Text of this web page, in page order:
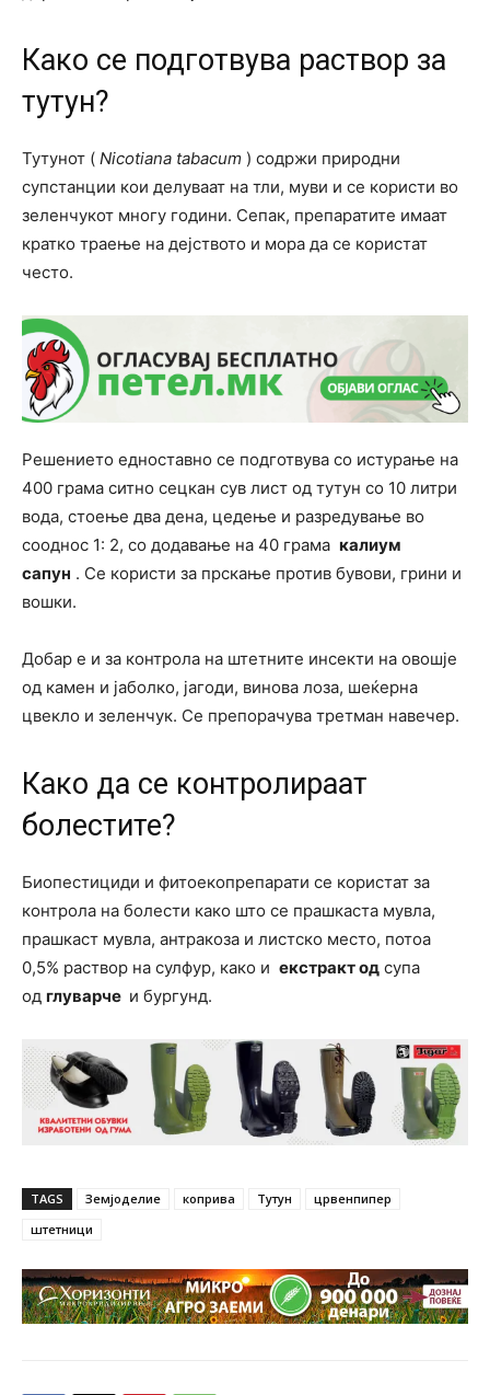
Како се подготвува раствор за
тутун?
Тутунот ( Nicotiana tabacum ) содржи природни
супстанции кои делуваат на тли, муви и се користи во
зеленчукот многу години. Сепак, препаратите имаат
кратко траење на дејството и мора да се користат
често.
Решението едноставно се подготвува со истурање на
400 грама ситно сецкан сув лист од тутун со 10 литри
вода, стоење два дена, цедење и разредување во
сооднос 1: 2, со додавање на 40 грама калиум
сапун . Се користи за прскање против бувови, грини и
вошки.
Добар е и за контрола на штетните инсекти на овошје
од камен и јаболко, јагоди, винова лоза, шеќерна
цвекло и зеленчук. Се препорачува третман навечер.
Како да се контролираат
болестите?
Биопестициди и фитоекопрепарати се користат за
контрола на болести како што се прашкаста мувла,
прашкаст мувла, антракоза и листско место, потоа
0,5% раствор на сулфур, како и екстракт од супа
од глуварче и бургунд.
TAGS Земјоделие коприва Тутун
црвенпипер
штетници